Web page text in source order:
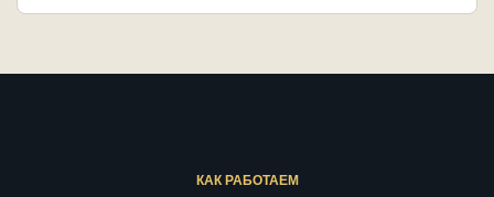
КАК РАБОТАЕМ